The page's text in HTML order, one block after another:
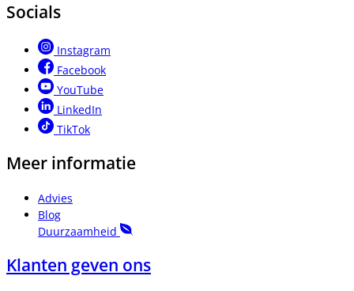
Socials
Instagram
Facebook
YouTube
LinkedIn
TikTok
Meer informatie
Advies
Blog
Duurzaamheid
Klanten geven ons